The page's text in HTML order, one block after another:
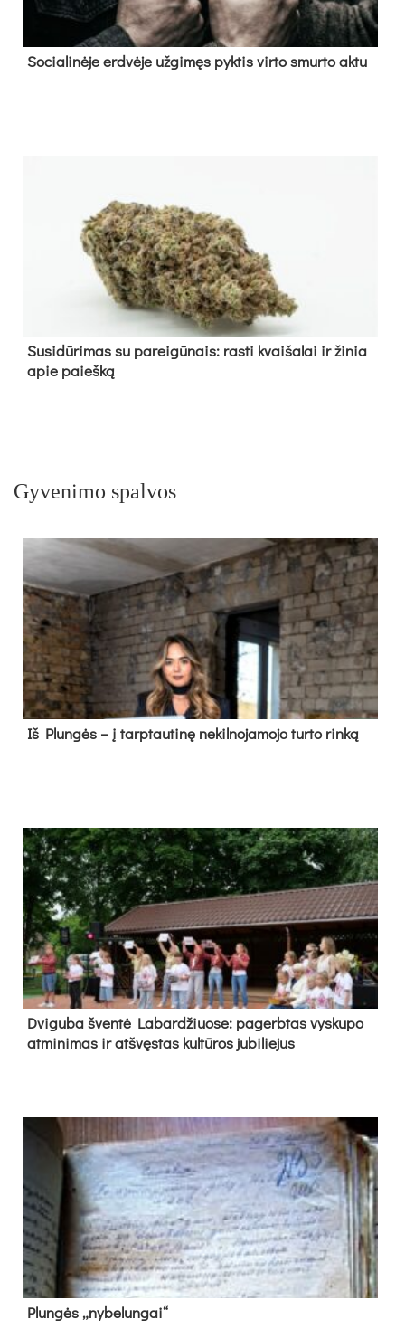
So­cia­li­nė­je erd­vė­je už­gi­męs pyk­tis vir­to smur­to ak­tu
Su­si­dū­ri­mas su pa­rei­gū­nais: ras­ti kvai­ša­lai ir ži­nia
apie paieš­ką
Gyvenimo spalvos
Iš Plungės – į tarptautinę nekilnojamojo turto rinką
Dvi­gu­ba šven­tė La­bar­džiuo­se: pa­gerb­tas vys­ku­po
at­mi­ni­mas ir at­švęs­tas kul­tū­ros ju­bi­lie­jus
Plun­gės „ny­be­lun­gai“